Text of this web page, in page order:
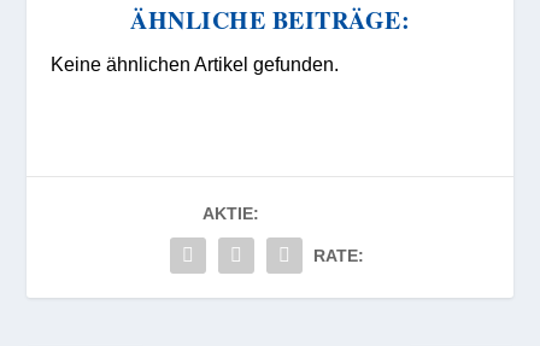
ÄHNLICHE BEITRÄGE:
Keine ähnlichen Artikel gefunden.
AKTIE:
RATE: